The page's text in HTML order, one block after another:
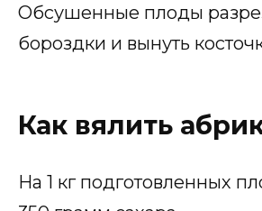
Обсушенные плоды
бороздки и вынуть
Как вялить
На 1 кг подготовленных